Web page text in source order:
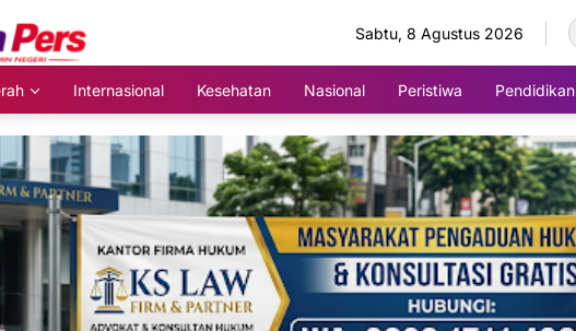
Sabtu, 8 Agustus 2026
Internasional Kesehatan Nasional Peristiwa Pendidikan